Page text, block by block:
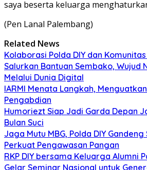
saya beserta keluarga
(Pen Lanal Palembang)
Related News
Kolaborasi Polda DIY dan
Salurkan Bantuan Sembako, Wujud
Melalui Dunia Digital
IARMI Menata Langkah,
Pengabdian
Humoriezt Siap Jadi Garda Depan
Bulan Suci
Jaga Mutu MBG, Polda DIY
Perkuat Pengawasan Pangan
RKP DIY bersama Keluarga Alumni
Gelar Seminar Nasional untuk